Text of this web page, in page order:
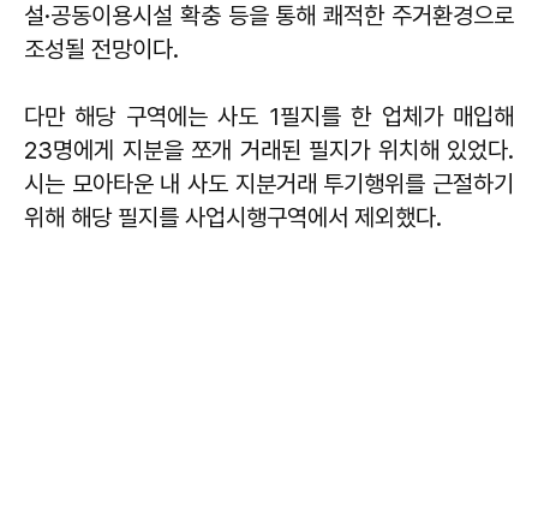
설·공동이용시설 확충 등을 통해 쾌적한 주거환경으로
조성될 전망이다.
다만 해당 구역에는 사도 1필지를 한 업체가 매입해
23명에게 지분을 쪼개 거래된 필지가 위치해 있었다.
시는 모아타운 내 사도 지분거래 투기행위를 근절하기
위해 해당 필지를 사업시행구역에서 제외했다.